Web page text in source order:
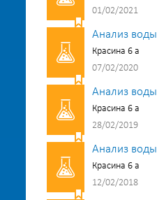
01/02/2021
Анализ воды
Красина 6 а
07/02/2020
Анализ воды
Красина 6 а
28/02/2019
Анализ воды
Красина 6 а
12/02/2018